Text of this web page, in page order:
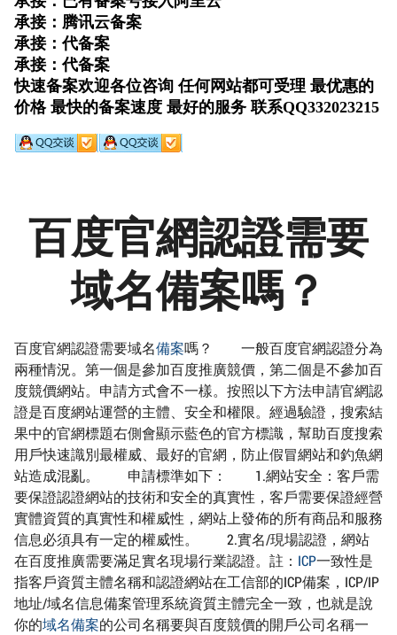
百度官網認證需要
域名備案嗎？
百度官網認證需要域名備案嗎？ 一般百度官網認證分為
兩種情況。第一個是參加百度推廣競價，第二個是不參加百
度競價網站。申請方式會不一樣。按照以下方法申請官網認
證是百度網站運營的主體、安全和權限。經過驗證，搜索結
果中的官網標題右側會顯示藍色的官方標識，幫助百度搜索
用戶快速識別最權威、最好的官網，防止假冒網站和釣魚網
站造成混亂。 申請標準如下： 1.網站安全：客戶需
要保證認證網站的技術和安全的真實性，客戶需要保證經營
實體資質的真實性和權威性，網站上發佈的所有商品和服務
信息必須具有一定的權威性。 2.實名/現場認證，網站
在百度推廣需要滿足實名現場行業認證。註： ICP一致性是
指客戶資質主體名稱和認證網站在工信部的ICP備案，ICP/IP
地址/域名信息備案管理系統資質主體完全一致，也就是說
你的域名備案的公司名稱要與百度競價的開戶公司名稱一